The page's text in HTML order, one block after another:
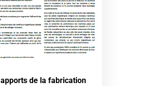
apports de la fabrication